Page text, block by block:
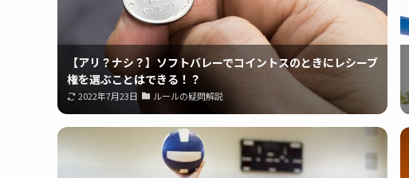
【アリ？ナシ？】ソフトバレーでコイントスのときにレシーブ
権を選ぶことはできる！？
2022年7月23日 ルールの疑問解説